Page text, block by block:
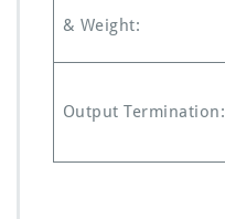
& Weight:
Output Termination: